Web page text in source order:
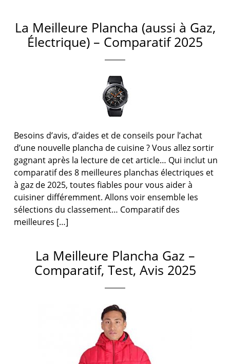
La Meilleure Plancha (aussi à Gaz,
Électrique) – Comparatif 2025
Besoins d’avis, d’aides et de conseils pour l’achat
d’une nouvelle plancha de cuisine ? Vous allez sortir
gagnant après la lecture de cet article… Qui inclut un
comparatif des 8 meilleures planchas électriques et
à gaz de 2025, toutes fiables pour vous aider à
cuisiner différemment. Allons voir ensemble les
sélections du classement… Comparatif des
meilleures […]
La Meilleure Plancha Gaz –
Comparatif, Test, Avis 2025